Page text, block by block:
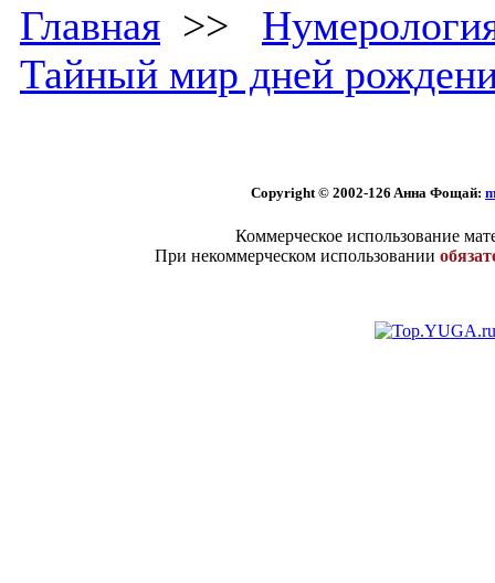
Главная >>
Тайный мир дней
Copyright © 2002-126 Aннa Фoщaй:
Коммерческое использование
При некоммерческом использовании